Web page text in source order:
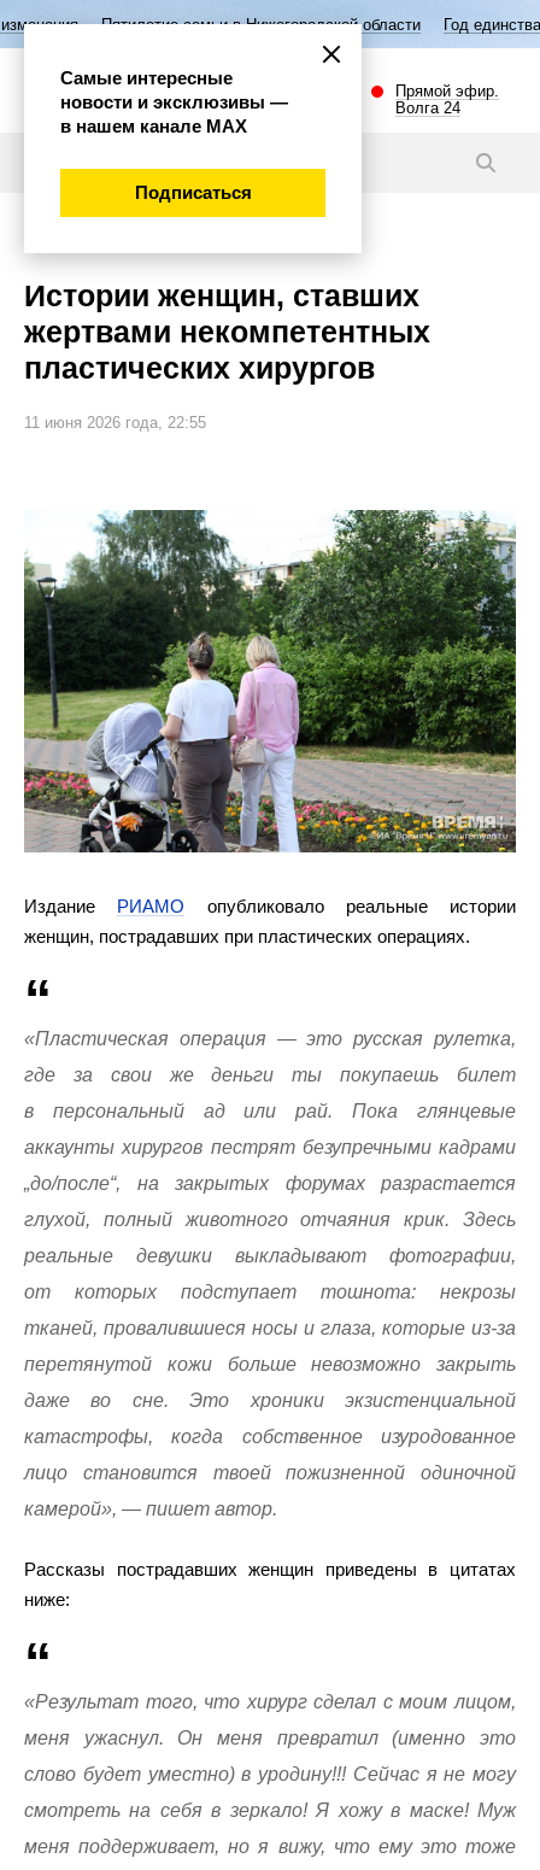
семьи в Нижегородской области Год единства народов России
Прямой эфир.
Волга 24
Истории женщин, ставших
жертвами некомпетентных
пластических хирургов
11 июня 2026 года, 22:55
Издание РИАМО опубликовало реальные истории
женщин, пострадавших при пластических операциях.
«Пластическая операция — это русская рулетка,
где за свои же деньги ты покупаешь билет
в персональный ад или рай. Пока глянцевые
аккаунты хирургов пестрят безупречными кадрами
„до/после“, на закрытых форумах разрастается
глухой, полный животного отчаяния крик. Здесь
реальные девушки выкладывают фотографии,
от которых подступает тошнота: некрозы
тканей, провалившиеся носы и глаза, которые из-за
перетянутой кожи больше невозможно закрыть
даже во сне. Это хроники экзистенциальной
катастрофы, когда собственное изуродованное
лицо становится твоей пожизненной одиночной
камерой», — пишет автор.
Рассказы пострадавших женщин приведены в цитатах
ниже:
«Результат того, что хирург сделал с моим лицом,
меня ужаснул. Он меня превратил (именно это
слово будет уместно) в уродину!!! Сейчас я не могу
смотреть на себя в зеркало! Я хожу в маске! Муж
меня поддерживает, но я вижу, что ему это тоже
Самые интересные
новости и эксклюзивы —
в нашем канале МАХ
Подписаться